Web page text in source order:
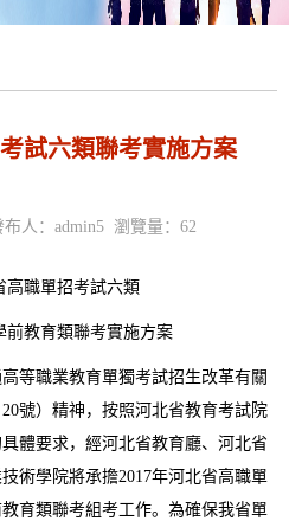
試六類聯考實施方案
人：admin5 瀏覽量： 62
高職單招考試六類
前教育類聯考實施方案
等職業教育單獨考試招生改革有關
號）精神，按照河北省教育考試院
體要求，經河北省教育廳、河北省
術學院將承擔2017年河北省高職單
育類聯考組考工作。為確保我省單